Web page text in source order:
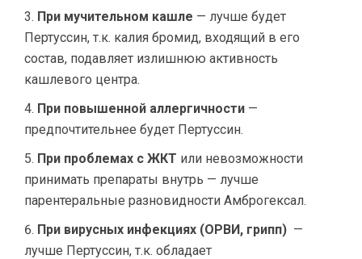
При мучительном кашле — лучше будет
Пертуссин, т.к. калия бромид, входящий в его
состав, подавляет излишнюю активность
кашлевого центра.
При повышенной аллергичности —
предпочтительнее будет Пертуссин.
При проблемах с ЖКТ или невозможности
принимать препараты внутрь — лучше
парентеральные разновидности Амброгексал.
При вирусных инфекциях (ОРВИ, грипп) —
лучше Пертуссин, т.к. обладает